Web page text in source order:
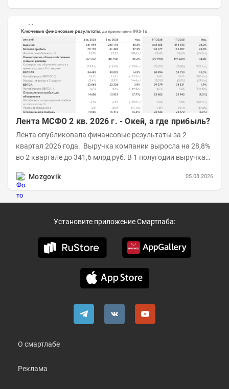
Лента МСФО 2 кв. 2026 г. - Окей, а где прибыль?
Лента опубликовала финансовые результаты за 2
квартал 2026 года. Выручка компании выросла на 28,8%
во 2 квартале до 341,6 млрд руб. В 1 полугодии выручка
Mozgovik
05.08.2026
Установите приложение Смартлаба:
О смартлабе
Реклама